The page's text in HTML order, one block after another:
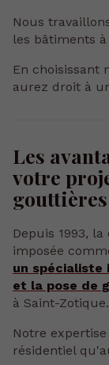
Nous
les bâtiments
En choisissant
aurez droit à
Les
votre
Depuis 1993,
imposée
un spécialiste
et la pose de
à Saint-Zotique.
Notre
résidentiel